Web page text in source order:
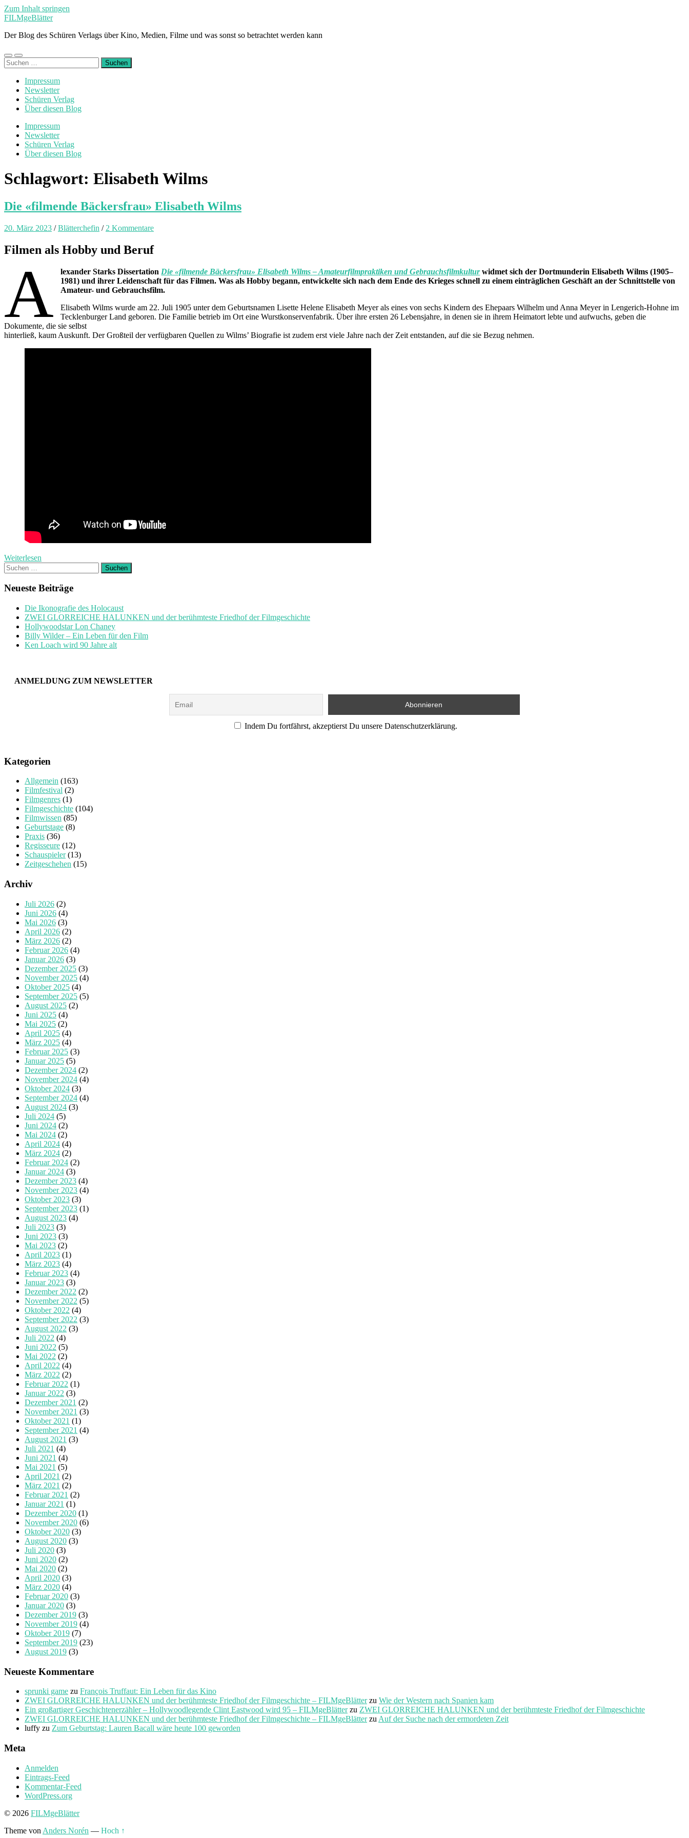
Zum Inhalt springen
FILMgeBlätter
Der Blog des Schüren Verlags über Kino, Medien, Filme und was sonst so betrachtet werden kann
Mobile-
Menü
Suchfeld
ein-/ausblenden
Suchen
nach:
Impressum
Newsletter
Schüren Verlag
Über diesen Blog
Impressum
Newsletter
Schüren Verlag
Über diesen Blog
Schlagwort: Elisabeth Wilms
Die «filmende Bäckersfrau» Elisabeth Wilms
20. März 2023 /Blätterchefin / 2 Kommentare
Filmen als Hobby und Beruf
A lexander Starks Dissertation Die «filmende Bäckersfrau» Elisabeth Wilms–Amateurfilmpraktiken und Gebrauchsfilmkulturwidmet sich der Dortmunderin Elisabeth Wilms (1905–
1981) und ihrer Leidenschaft für das Filmen. Was als Hobby begann, entwickelte sich nach dem Ende des Krieges schnell zu einem einträglichen Geschäft an der Schnittstelle von
Amateur- und Gebrauchsfilm.
Elisabeth Wilms wurde am 22. Juli 1905 unter dem Geburtsnamen Lisette Helene Elisabeth Meyer als eines von sechs Kindern des Ehepaars Wilhelm und Anna Meyer in Lengerich-Hohne im
Tecklenburger Land geboren. Die Familie betrieb im Ort eine Wurstkonservenfabrik. Über ihre ersten 26 Lebensjahre, in denen sie in ihrem Heimatort lebte und aufwuchs, geben die
Dokumente, die sie selbst
hinterließ, kaum Auskunft. Der Großteil der verfügbaren Quellen zu Wilms’ Biografie ist zudem erst viele Jahre nach der Zeit entstanden, auf die sie Bezug nehmen.
Weiterlesen
Suchen
nach:
Neueste Beiträge
Die Ikonografie des Holocaust
ZWEI GLORREICHE HALUNKEN und der berühmteste Friedhof der Filmgeschichte
Hollywoodstar Lon Chaney
Billy Wilder – Ein Leben für den Film
Ken Loach wird 90 Jahre alt
ANMELDUNG ZUM NEWSLETTER
Indem Du fortfährst, akzeptierst Du unsere Datenschutzerklärung.
Kategorien
Allgemein (163)
Filmfestival (2)
Filmgenres (1)
Filmgeschichte (104)
Filmwissen (85)
Geburtstage (8)
Praxis (36)
Regisseure (12)
Schauspieler(13)
Zeitgeschehen (15)
Archiv
Juli 2026 (2)
Juni 2026 (4)
Mai 2026 (3)
April 2026 (2)
März 2026 (2)
Februar 2026 (4)
Januar 2026 (3)
Dezember 2025 (3)
November 2025 (4)
Oktober 2025 (4)
September 2025 (5)
August 2025 (2)
Juni 2025 (4)
Mai 2025 (2)
April 2025 (4)
März 2025 (4)
Februar 2025 (3)
Januar 2025 (5)
Dezember 2024 (2)
November 2024 (4)
Oktober 2024 (3)
September 2024 (4)
August 2024 (3)
Juli 2024 (5)
Juni 2024 (2)
Mai 2024 (2)
April 2024 (4)
März 2024 (2)
Februar 2024 (2)
Januar 2024 (3)
Dezember 2023 (4)
November 2023 (4)
Oktober 2023 (3)
September 2023 (1)
August 2023 (4)
Juli 2023 (3)
Juni 2023 (3)
Mai 2023 (2)
April 2023 (1)
März 2023 (4)
Februar 2023 (4)
Januar 2023 (3)
Dezember 2022 (2)
November 2022 (5)
Oktober 2022 (4)
September 2022 (3)
August 2022 (3)
Juli 2022 (4)
Juni 2022 (5)
Mai 2022 (2)
April 2022 (4)
März 2022 (2)
Februar 2022 (1)
Januar 2022 (3)
Dezember 2021 (2)
November 2021 (3)
Oktober 2021 (1)
September 2021 (4)
August 2021 (3)
Juli 2021 (4)
Juni 2021 (4)
Mai 2021 (5)
April 2021 (2)
März 2021 (2)
Februar 2021 (2)
Januar 2021 (1)
Dezember 2020 (1)
November 2020 (6)
Oktober 2020 (3)
August 2020 (3)
Juli 2020 (3)
Juni 2020 (2)
Mai 2020 (2)
April 2020 (3)
März 2020 (4)
Februar 2020 (3)
Januar 2020 (3)
Dezember 2019 (3)
November 2019 (4)
Oktober 2019 (7)
September 2019 (23)
August 2019 (3)
Neueste Kommentare
sprunki game zu François Truffaut: Ein Leben für das Kino
ZWEI GLORREICHE HALUNKEN und der berühmteste Friedhof der Filmgeschichte – FILMgeBlätterzu Wie der Western nach Spanien kam
Ein großartiger Geschichtenerzähler – Hollywoodlegende Clint Eastwood wird 95 – FILMgeBlätterzu ZWEI GLORREICHE HALUNKEN und der berühmteste Friedhof der Filmgeschichte
ZWEI GLORREICHE HALUNKEN und der berühmteste Friedhof der Filmgeschichte – FILMgeBlätterzu Auf der Suche nach der ermordeten Zeit
luffy zu Zum Geburtstag: Lauren Bacall wäre heute 100 geworden
Meta
Anmelden
Eintrags-Feed
Kommentar-Feed
WordPress.org
© 2026 FILMgeBlätter
Theme von Anders Norén — Hoch ↑